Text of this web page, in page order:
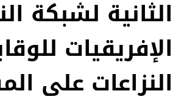
النساء
للوقاية من
المستوى